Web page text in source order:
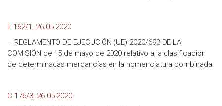
L 162/1, 26.05.2020
– REGLAMENTO DE EJECUCIÓN (UE) 2020/693 DE LA
COMISIÓN de 15 de mayo de 2020 relativo a la clasificación
de determinadas mercancías en la nomenclatura combinada.
C 176/3, 26.05.2020